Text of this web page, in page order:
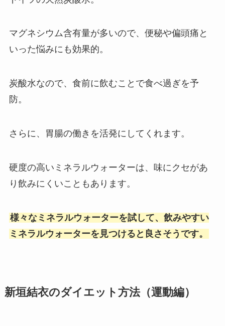
マグネシウム含有量が多いので、便秘や偏頭痛と
いった悩みにも効果的。
炭酸水なので、食前に飲むことで食べ過ぎを予
防。
さらに、胃腸の働きを活発にしてくれます。
硬度の高いミネラルウォーターは、味にクセがあ
り飲みにくいこともあります。
様々なミネラルウォーターを試して、飲みやすい
ミネラルウォーターを見つけると良さそうです。
新垣結衣のダイエット方法（運動編）